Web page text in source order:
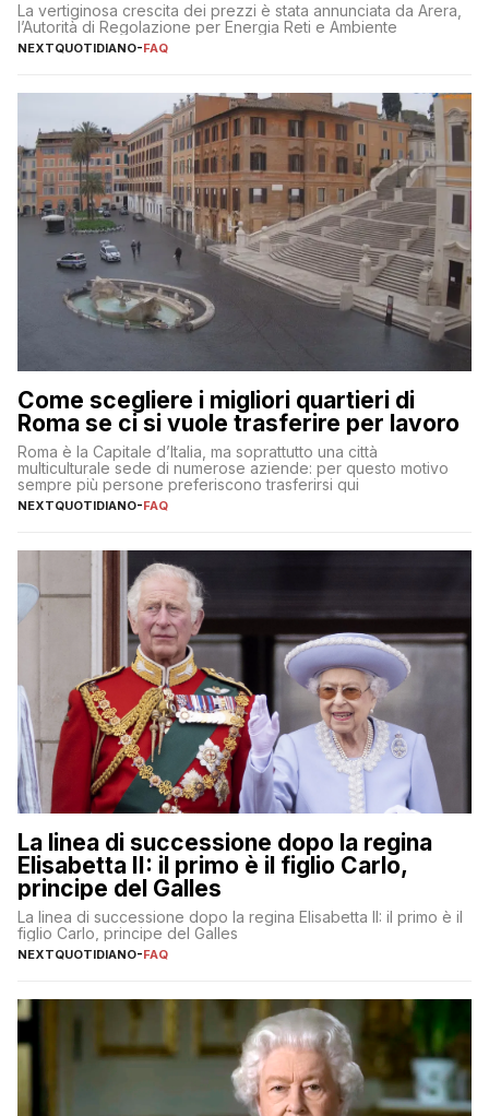
La vertiginosa crescita dei prezzi è stata annunciata da Arera,
l’Autorità di Regolazione per Energia Reti e Ambiente
NEXTQUOTIDIANO-FAQ
Come scegliere i migliori quartieri di
Roma se ci si vuole trasferire per lavoro
Roma è la Capitale d’Italia, ma soprattutto una città
multiculturale sede di numerose aziende: per questo motivo
sempre più persone preferiscono trasferirsi qui
NEXTQUOTIDIANO-FAQ
La linea di successione dopo la regina
Elisabetta II: il primo è il figlio Carlo,
principe del Galles
La linea di successione dopo la regina Elisabetta II: il primo è il
figlio Carlo, principe del Galles
NEXTQUOTIDIANO-FAQ